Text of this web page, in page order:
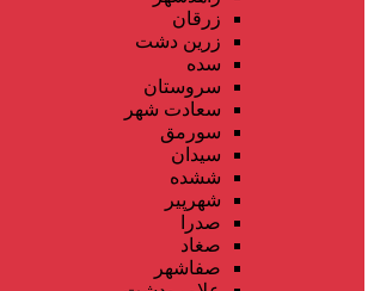
زرقان
زرین دشت
سده
سروستان
سعادت شهر
سورمق
سیدان
ششده
شهرپیر
صدرا
صغاد
صفاشهر